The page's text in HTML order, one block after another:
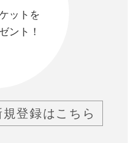
ットを
ント！
規登録はこちら